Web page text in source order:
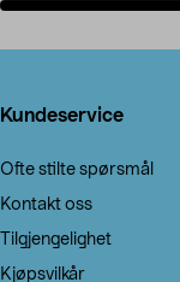
Kundeservice
Ofte stilte spørsmål
Kontakt oss
Tilgjengelighet
Kjøpsvilkår